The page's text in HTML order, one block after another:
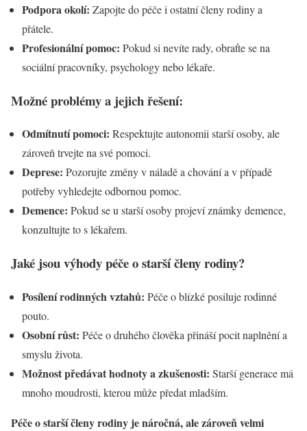
Podpora okolí: Zapojte do péče i ostatní členy rodiny a
přátele.
Profesionální pomoc: Pokud si nevíte rady, obraťte se na
sociální pracovníky, psychology nebo lékaře.
Možné problémy a jejich řešení:
Odmítnutí pomoci: Respektujte autonomii starší osoby, ale
zároveň trvejte na své pomoci.
Deprese: Pozorujte změny v náladě a chování a v případě
potřeby vyhledejte odbornou pomoc.
Demence: Pokud se u starší osoby projeví známky demence,
konzultujte to s lékařem.
Jaké jsou výhody péče o starší členy rodiny?
Posílení rodinných vztahů: Péče o blízké posiluje rodinné
pouto.
Osobní růst: Péče o druhého člověka přináší pocit naplnění a
smyslu života.
Možnost předávat hodnoty a zkušenosti: Starší generace má
mnoho moudrosti, kterou může předat mladším.
Péče o starší členy rodiny je náročná, ale zároveň velmi